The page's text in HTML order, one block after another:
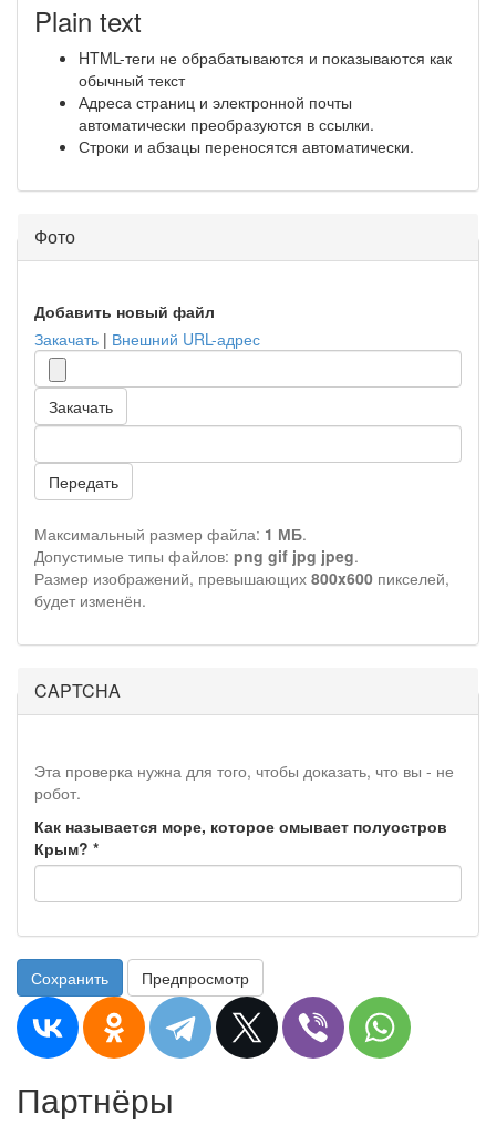
Plain text
HTML-теги не обрабатываются и показываются как
обычный текст
Адреса страниц и электронной почты
автоматически преобразуются в ссылки.
Строки и абзацы переносятся автоматически.
Фото
Добавить новый файл
Закачать | Внешний URL-адрес
Закачать
Передать
Максимальный размер файла: 1 МБ.
Допустимые типы файлов: png gif jpg jpeg.
Размер изображений, превышающих 800x600 пикселей,
будет изменён.
CAPTCHA
Эта проверка нужна для того, чтобы доказать, что вы - не
робот.
Как называется море, которое омывает полуостров
Крым? *
Сохранить Предпросмотр
Партнёры